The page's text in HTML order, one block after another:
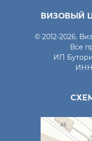
© 2012-2026.
Все
ИП
ИНН
ВИЗОВЫЙ